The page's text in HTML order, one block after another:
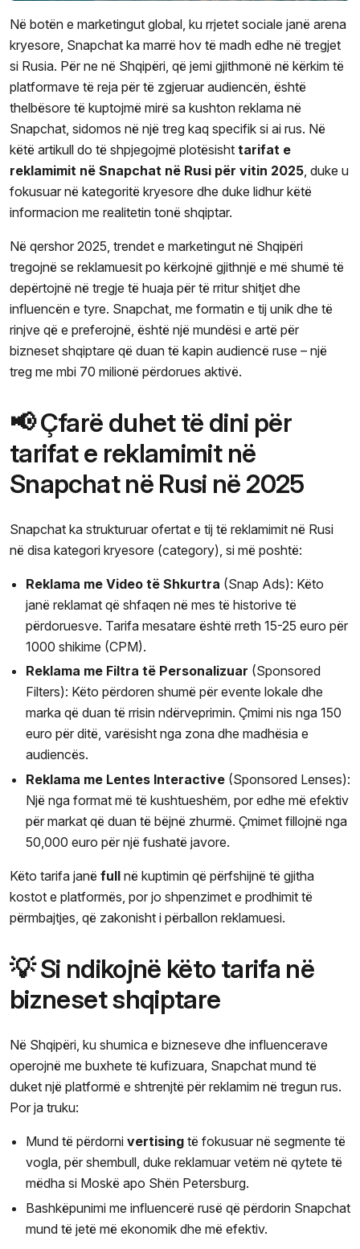
Në botën e marketingut global, ku rrjetet sociale janë arena
kryesore, Snapchat ka marrë hov të madh edhe në tregjet
si Rusia. Për ne në Shqipëri, që jemi gjithmonë në kërkim të
platformave të reja për të zgjeruar audiencën, është
thelbësore të kuptojmë mirë sa kushton reklama në
Snapchat, sidomos në një treg kaq specifik si ai rus. Në
këtë artikull do të shpjegojmë plotësisht tarifat e
reklamimit në Snapchat në Rusi për vitin 2025 , duke u
fokusuar në kategoritë kryesore dhe duke lidhur këtë
informacion me realitetin tonë shqiptar.
Në qershor 2025, trendet e marketingut në Shqipëri
tregojnë se reklamuesit po kërkojnë gjithnjë e më shumë të
depërtojnë në tregje të huaja për të rritur shitjet dhe
influencën e tyre. Snapchat, me formatin e tij unik dhe të
rinjve që e preferojnë, është një mundësi e artë për
bizneset shqiptare që duan të kapin audiencë ruse – një
treg me mbi 70 milionë përdorues aktivë.
📢 Çfarë duhet të dini për
tarifat e reklamimit në
Snapchat në Rusi në 2025
Snapchat ka strukturuar ofertat e tij të reklamimit në Rusi
në disa kategori kryesore (category), si më poshtë:
Reklama me Video të Shkurtra (Snap Ads): Këto
janë reklamat që shfaqen në mes të historive të
përdoruesve. Tarifa mesatare është rreth 15-25 euro për
1000 shikime (CPM).
Reklama me Filtra të Personalizuar (Sponsored
Filters): Këto përdoren shumë për evente lokale dhe
marka që duan të rrisin ndërveprimin. Çmimi nis nga 150
euro për ditë, varësisht nga zona dhe madhësia e
audiencës.
Reklama me Lentes Interactive (Sponsored Lenses):
Një nga format më të kushtueshëm, por edhe më efektiv
për markat që duan të bëjnë zhurmë. Çmimet fillojnë nga
50,000 euro për një fushatë javore.
Këto tarifa janë full në kuptimin që përfshijnë të gjitha
kostot e platformës, por jo shpenzimet e prodhimit të
përmbajtjes, që zakonisht i përballon reklamuesi.
💡 Si ndikojnë këto tarifa në
bizneset shqiptare
Në Shqipëri, ku shumica e bizneseve dhe influencerave
operojnë me buxhete të kufizuara, Snapchat mund të
duket një platformë e shtrenjtë për reklamim në tregun rus.
Por ja truku:
Mund të përdorni vertising të fokusuar në segmente të
vogla, për shembull, duke reklamuar vetëm në qytete të
mëdha si Moskë apo Shën Petersburg.
Bashkëpunimi me influencerë rusë që përdorin Snapchat
mund të jetë më ekonomik dhe më efektiv.